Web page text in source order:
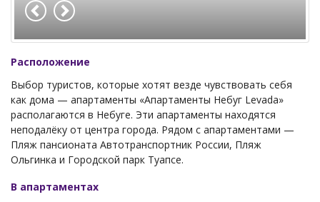
Расположение
Выбор туристов, которые хотят везде чувствовать себя
как дома — апартаменты «Апартаменты Небуг Levada»
располагаются в Небуге. Эти апартаменты находятся
неподалёку от центра города. Рядом с апартаментами —
Пляж пансионата Автотранспортник России, Пляж
Ольгинка и Городской парк Туапсе.
В апартаментах